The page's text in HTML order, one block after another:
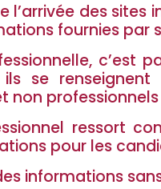
l’arrivée des
fournies par
c’est
se
non
ressort
pour les
informations